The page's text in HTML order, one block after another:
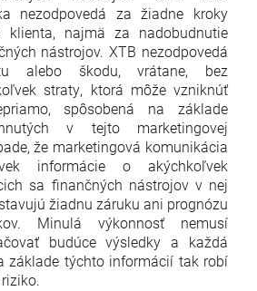
nezodpovedá za žiadne kroky
klienta, najmä za nadobudnutie
nástrojov. XTB nezodpovedá
alebo škodu, vrátane, bez
straty, ktorá môže vzniknúť
spôsobená na základe
v tejto marketingovej
že marketingová komunikácia
informácie o akýchkoľvek
sa finančných nástrojov v nej
žiadnu záruku ani prognózu
Minulá výkonnosť nemusí
budúce výsledky a každá
základe týchto informácií tak robí